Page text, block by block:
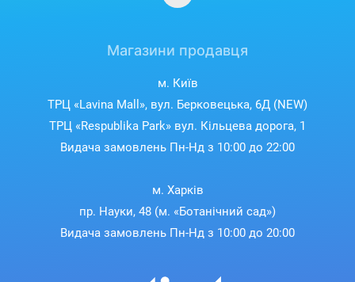
Магазини продавця
м. Київ
ТРЦ «Lavina Mall», вул. Берковецька, 6Д (NEW)
ТРЦ «Respublika Park» вул. Кільцева дорога, 1
Видача замовлень Пн-Нд з 10:00 до 22:00
м. Харків
пр. Науки, 48 (м. «Ботанічний сад»)
Видача замовлень Пн-Нд з 10:00 до 20:00